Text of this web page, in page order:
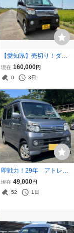
【愛知県】売切り！ダイ
ハツ アトレーワゴン カス
タムターボRS S321G 車
検R9/10 ナビ Bluetooth E
TC エアコン良好 ブラッ
ク
現在 160,000円
0
3日
即戦力！29年 アトレー
ワゴン カスタムターボR
S！ オートエアコン パ
ワーウィンドウ 純正ア
現在 49,000円
52
1日